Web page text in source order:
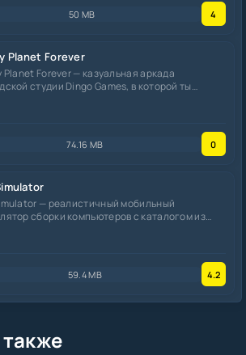
50 MB 4
Planet Forever
Planet Forever — казуальная аркада
студии Dingo Games, в которой ты
74.16 MB 0
— реалистичный мобильный
сборки компьютеров с каталогом из
59.4 MB 4.2